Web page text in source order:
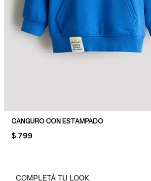
CANGURO CON ESTAMPADO
PRICE:
$ 799
COMPLETÁ TU LOOK